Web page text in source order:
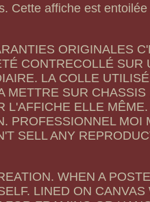
Cette affiche est entoilée
ORIGINALES
CONTRECOLLÉ SUR
LA COLLE
METTRE SUR CHASSIS
L'AFFICHE ELLE
PROFESSIONNEL MOI
SELL ANY
WHEN A
LINED ON CANVAS